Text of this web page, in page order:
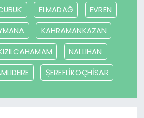
ELMADAĞ
EVREN
KAHRAMANKAZAN
NALLIHAN
ŞEREFLİKOÇHİSAR